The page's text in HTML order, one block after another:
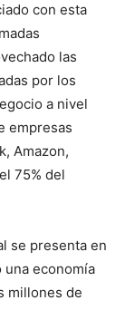
con esta
las
por los
a nivel
empresas
Amazon,
75% del
se presenta en
economía
millones de